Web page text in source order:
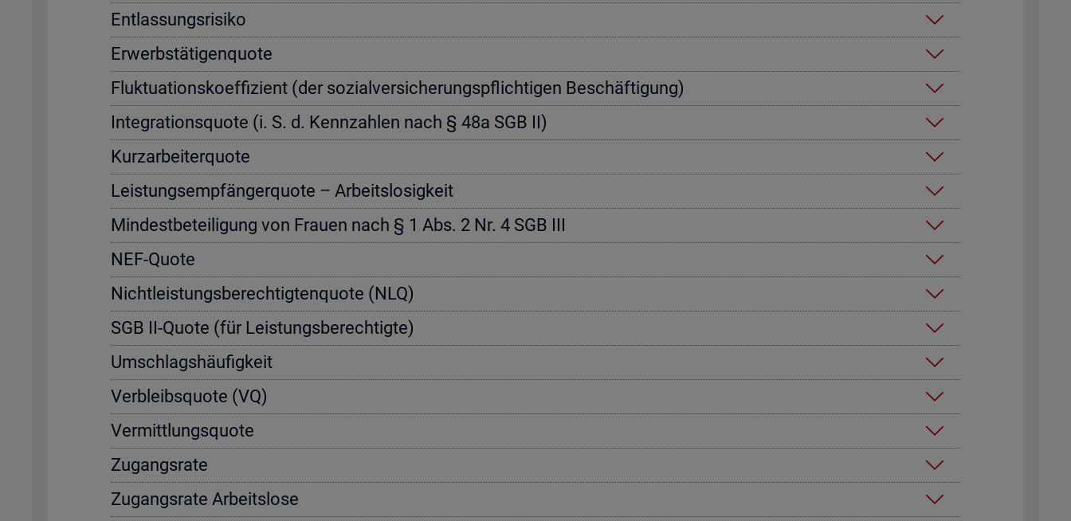
Ent­las­sungs­ri­si­ko
Er­werbs­tä­ti­gen­quo­te
Fluk­tua­ti­ons­ko­ef­fi­zi­ent (der so­zi­al­ver­si­che­rungs­pflich­ti­gen Be­schäf­ti­gung)
In­te­gra­ti­ons­quo­te (i. S. d. Kenn­zah­len nach § 48a SGB II)
Kurz­ar­bei­ter­quo­te
Leis­tungs­emp­fän­ger­quo­te – Ar­beits­lo­sig­keit
Min­dest­be­tei­li­gung von Frau­en nach § 1 Abs. 2 Nr. 4 SGB III
NEF-Quote
Nicht­leis­tungs­be­rech­tig­ten­quo­te (NLQ)
SGB II-Quote (für Leis­tungs­be­rech­tig­te)
Um­schlags­häu­fig­keit
Ver­bleibs­quo­te (VQ)
Ver­mitt­lungs­quo­te
Zu­gangs­ra­te
Zu­gangs­ra­te Ar­beits­lo­se